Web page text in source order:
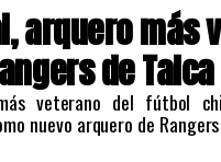
arquero más
de Talca
veterano del fútbol
nuevo arquero de